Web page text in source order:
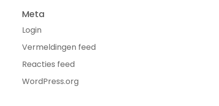
Meta
Login
Vermeldingen feed
Reacties feed
WordPress.org